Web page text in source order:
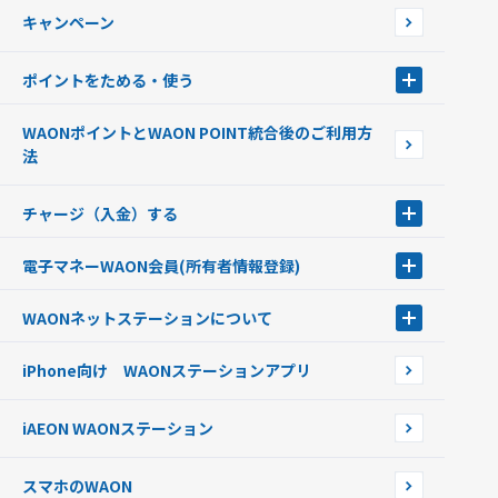
イオン銀行ATM設置場所
キャンペーン
ポイントをためる・使う
ポイントの有効期限について
WAONポイントとWAON POINT統合後のご利用方
法
チャージ（入金）する
現金でチャージする
銀行口座・ATMからチャージする
オートチャージ
ポイントからチャージする
チャージ上限金額の変更について
電子マネーWAON会員(所有者情報登録)
WAON POINTサービス会員登録に伴う個人データの共同利用のお知
WAONネットステーションについて
WAONネットステーションWAON端末について
iPhone向け WAONステーションアプリ
iAEON WAONステーション
スマホのWAON